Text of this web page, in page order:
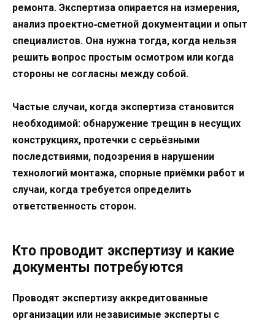
ремонта. Экспертиза опирается на измерения,
анализ проектно‑сметной документации и опыт
специалистов. Она нужна тогда, когда нельзя
решить вопрос простым осмотром или когда
стороны не согласны между собой.
Частые случаи, когда экспертиза становится
необходимой: обнаружение трещин в несущих
конструкциях, протечки с серьёзными
последствиями, подозрения в нарушении
технологий монтажа, спорные приёмки работ и
случаи, когда требуется определить
ответственность сторон.
Кто проводит экспертизу и какие
документы потребуются
Проводят экспертизу аккредитованные
организации или независимые эксперты с